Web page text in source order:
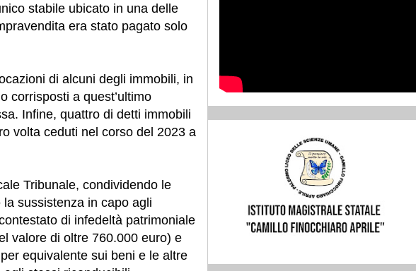
stabile ubicato in una delle
era stato pagato solo
di alcuni degli immobili, in
corrisposti a quest’ultimo
Infine, quattro di detti immobili
volta ceduti nel corso del 2023 a
Tribunale, condividendo le
sussistenza in capo agli
di infedeltà patrimoniale
valore di oltre 760.000 euro) e
equivalente sui beni e le altre